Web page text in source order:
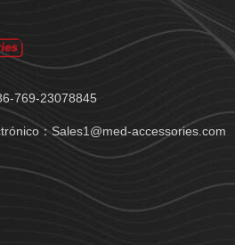
769-23078845
：Sales1@med-accessories.com